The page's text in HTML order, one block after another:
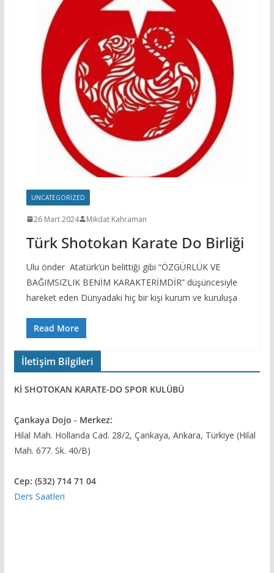
UNCATEGORIZED
26 Mart 2024 Mikdat Kahraman
Türk Shotokan Karate Do Birliği
Ulu önder Atatürk’ün belittiği gibi “ÖZGÜRLÜK VE
BAĞIMSIZLIK BENİM KARAKTERİMDİR” düşüncesiyle
hareket eden Dünyadaki hiç bir kişi kurum ve kuruluşa
Read More
İletişim Bilgileri
Kİ SHOTOKAN KARATE-DO SPOR KULÜBÜ
Çankaya Dojo - Merkez:
Hilal Mah. Hollanda Cad. 28/2, Çankaya, Ankara, Türkiye (Hilal
Mah. 677. Sk. 40/B)
Cep: (532) 714 71 04
Ders Saatleri